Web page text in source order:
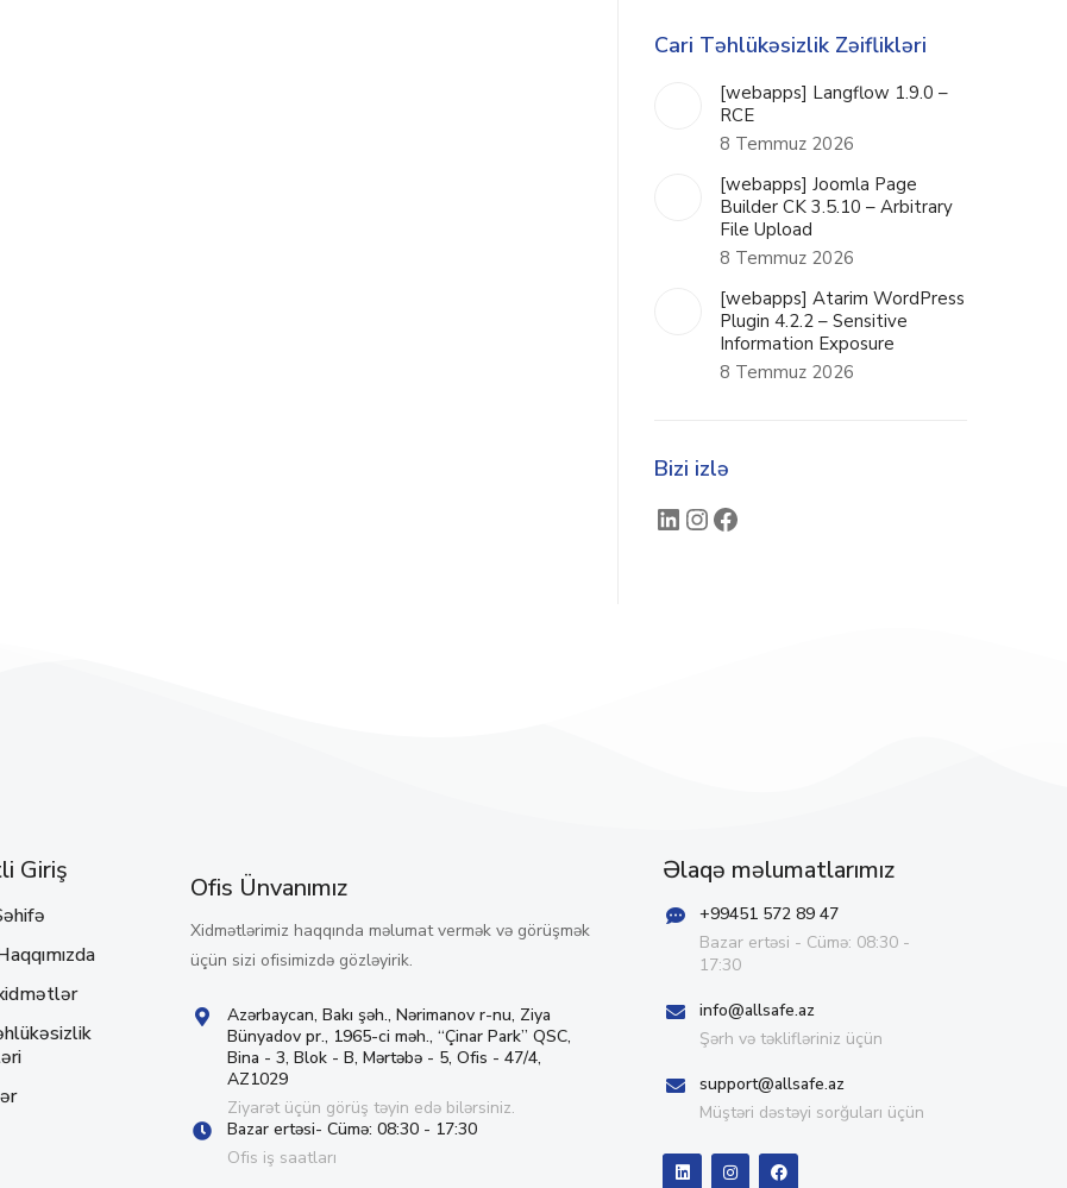
Cari Təhlükəsizlik Zəiflikləri
[webapps] Langflow 1.9.0 –
RCE
8 Temmuz 2026
[webapps] Joomla Page
Builder CK 3.5.10 – Arbitrary
File Upload
8 Temmuz 2026
[webapps] Atarim WordPress
Plugin 4.2.2 – Sensitive
Information Exposure
8 Temmuz 2026
Bizi izlə
Giriş
Ofis Ünvanımız
Xidmətlərimiz haqqında məlumat vermək və görüşmək
üçün sizi ofisimizdə gözləyirik.
Azərbaycan, Bakı şəh., Nərimanov r-nu, Ziya
Bünyadov pr., 1965-ci məh., “Çinar Park” QSC,
Bina - 3, Blok - B, Mərtəbə - 5, Ofis - 47/4,
AZ1029
Ziyarət üçün görüş təyin edə bilərsiniz.
Bazar ertəsi- Cümə: 08:30 - 17:30
Ofis iş saatları
Əlaqə məlumatlarımız
+99451 572 89 47
Bazar ertəsi - Cümə: 08:30 -
17:30
info@allsafe.az
Şərh və təklifləriniz üçün
support@allsafe.az
Müştəri dəstəyi sorğuları üçün